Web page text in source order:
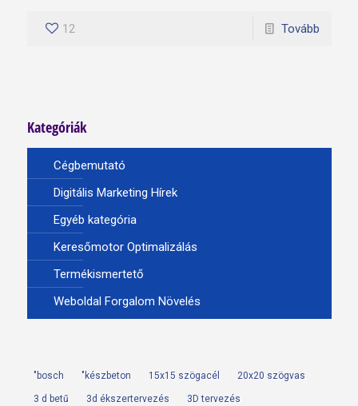
12 Tovább
Kategóriák
Cégbemutató
Digitális Marketing Hírek
Egyéb kategória
Keresőmotor Optimalizálás
Termékismertető
Weboldal Forgalom Növelés
"bosch "készbeton 15x15 szögacél 20x20 szögvas
3 d betű 3d ékszertervezés 3D tervezés